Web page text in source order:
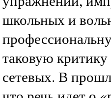
школьных и
таковую
сетевых. В